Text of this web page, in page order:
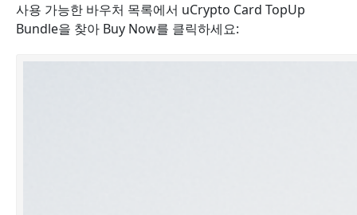
사용 가능한 바우처 목록에서 uCrypto Card TopUp
Bundle을 찾아 Buy Now를 클릭하세요: